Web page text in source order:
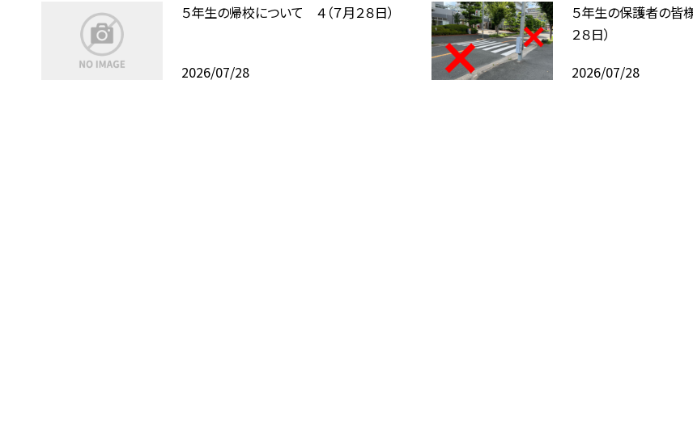
５年生の帰校について ４（７月２８日）
2026/07/28
５年生の保護者の皆
２８日）
2026/07/28